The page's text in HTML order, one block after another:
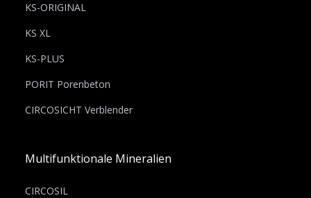
KS-ORIGINAL
KS XL
KS-PLUS
PORIT Porenbeton
CIRCOSICHT Verblender
Multifunktionale Mineralien
CIRCOSIL